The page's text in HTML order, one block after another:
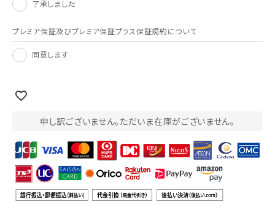
了承しました
プレミア保証及びプレミア保証プラス保証規約について
同意します
申し訳ございません。ただいま在庫がございません。